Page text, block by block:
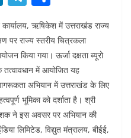
n
k
e
dI
n
el
e
gr
a
m
h
ar
e
कार्यालय, ऋषिकेश में उत्तराखंड राज्य
पर राज्य स्तरीय चित्रकला
किया गया। ऊर्जा दक्षता ब्यूरो
तत्वावधान में आयोजित यह
अभियान में उत्तराखंड के लिए
भूमिका को दर्शाता है। श्री
ने इस अवसर पर अभियान की
लिमिटेड, विद्युत मंत्रालय, बीईई,